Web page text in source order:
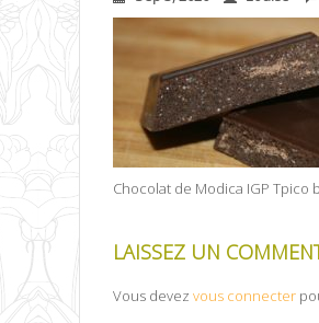
Chocolat de Modica IGP
LAISSEZ UN
Vous devez vous connecter